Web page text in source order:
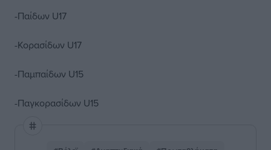
-Παίδων U17
-Κορασίδων U17
-Παμπαίδων U15
-Παγκορασίδων U15